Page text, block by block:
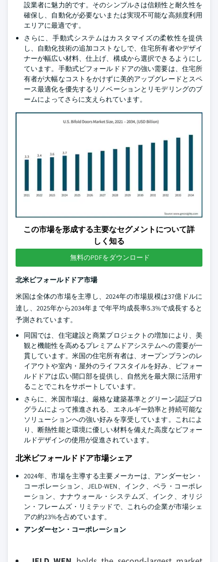
設業者に魅力的です。そのシンプルさは信頼性と耐久性を
確保し、自動化が必要ないまたは実現不可能な高頻度利用
エリアに最適です。
さらに、手動式システムはカスタマイズの柔軟性を提供
し、自動化技術の追加コストなしで、住宅所有者やデザイ
ナーが幅広い材料、仕上げ、構成から選択できるようにし
ています。手動式ビフォールドドアの強い需要は、住宅所
有者が大幅なコストをかけずに美的アップグレードとスペ
ース最適化を優先するリノベーションとリモデリングのブ
ームによってさらに支えられています。
この市場を形成する主要なセグメントについて詳
しく知る
無料のPDFをダウンロード
北米ビフォールドドア市場
米国は全体の市場を主導し、2024年の市場規模は37億ドルに
達し、2025年から2034年まで年平均成長率5.3%で成長すると
予測されています。
同国では、住宅建設と商業プロジェクトの増加により、美
観と機能性を高めるプレミアムドアシステムへの需要が一
貫しています。米国の住宅所有者は、オープンプランのレ
イアウトや室内・屋外のライフスタイルを好み、ビフォー
ルドドアは広い開口部を提供し、自然光を最大限に活用す
ることでこれをサポートしています。
さらに、米国市場は、厳格な建築基準とグリーン認証プロ
グラムによって推進される、エネルギー効率と持続可能な
ソリューションへの強い好みを享受しています。これによ
り、断熱性能と環境に優しい材料を備えた高度なビフォー
ルドデザインの使用が促進されています。
北米ビフォールドドア市場シェア
2024年、市場を主導する主要メーカーは、アンダーセン・
コーポレーション、JELD-WEN、インク、ペラ・コーポレ
ーション、ナナウォール・システムズ、インク、オリジ
ン・フレームズ・リミテッドで、これらの企業が市場シェ
アの約23%を占めています。
アンダーセン・コーポレーション